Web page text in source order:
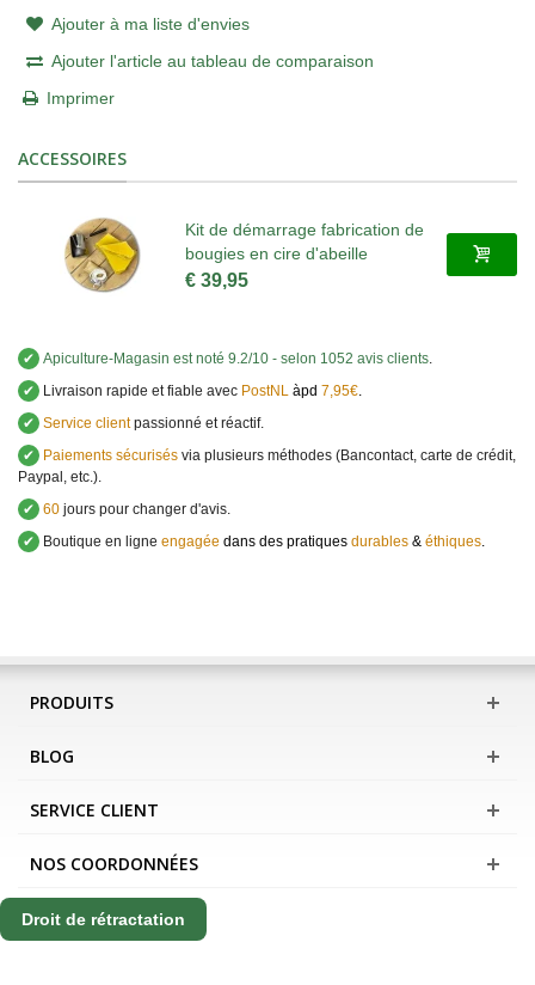
Ajouter à ma liste d'envies
Ajouter l'article au tableau de comparaison
Imprimer
ACCESSOIRES
Kit de démarrage fabrication de
bougies en cire d'abeille
€ 39,95
✔ Apiculture-Magasin est noté 9.2/10 - selon 1052 avis clients.
✔
Livraison rapide et fiable avec PostNL àpd 7,95€.
✔ Service clientpassionné et réactif.
✔
Paiements sécurisés via plusieurs méthodes (Bancontact, carte de crédit,
Paypal, etc.).
✔ 60 jours pour changer d'avis.
✔
Boutique en ligne engagée dans des pratiques durables & éthiques.
PRODUITS
BLOG
SERVICE CLIENT
NOS COORDONNÉES
Droit de rétractation